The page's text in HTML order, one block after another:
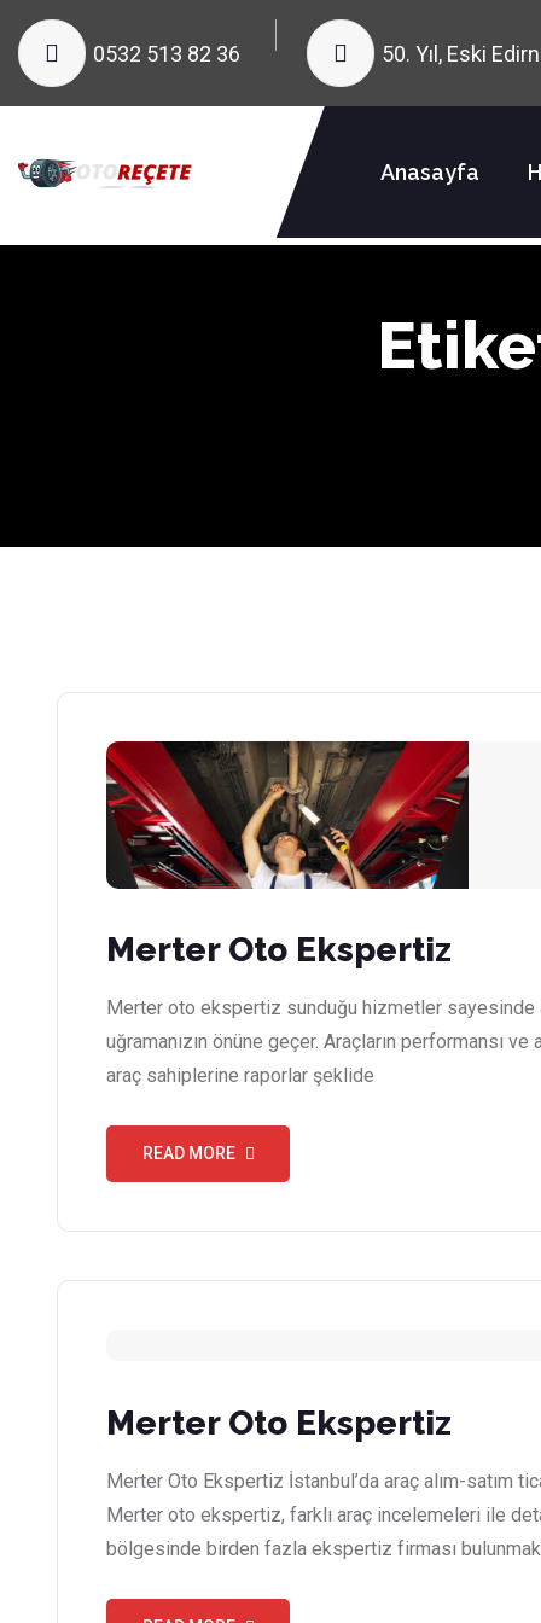
0532 513 82 36 50. Yıl, Eski
Anasayfa
Merter Oto Ekspertiz
Merter oto ekspertiz sunduğu hizmetler sayesinde
uğramanızın önüne geçer. Araçların performansı
araç sahiplerine raporlar şeklide
READ MORE
Merter Oto Ekspertiz
Merter Oto Ekspertiz İstanbul’da araç alım-satım
Merter oto ekspertiz, farklı araç incelemeleri ile
bölgesinde birden fazla ekspertiz firması